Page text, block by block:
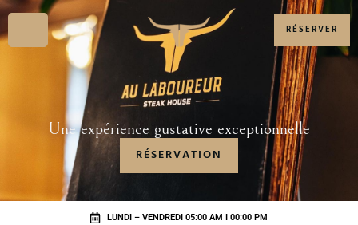
RÉSERVER
Une expérience gustative exceptionnelle
RÉSERVATION
LUNDI – VENDREDI 05:00 AM I 00:00 PM